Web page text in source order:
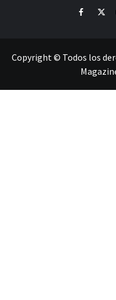
Facebook
Copyright © Todos los